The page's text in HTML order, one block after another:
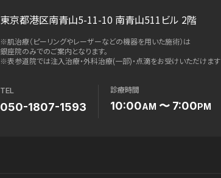
東京都港区南青山5-11-10 南青山511ビル 2階
※肌治療（ピーリングやレーザーなどの機器を用いた施術）は
銀座院のみでのご案内となります。
※表参道院では注入治療・外科治療(一部)・点滴をお受けいただけます
TEL
050-1807-1593
診療時間
10:00AM 〜 7:00PM